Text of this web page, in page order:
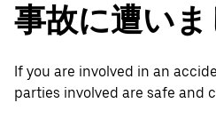
事故に遭いま
If you are involved in an
parties involved are safe and